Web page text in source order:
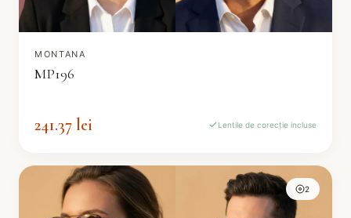
MONTANA
MP196
241.37 lei Lentile de corecție incluse
2